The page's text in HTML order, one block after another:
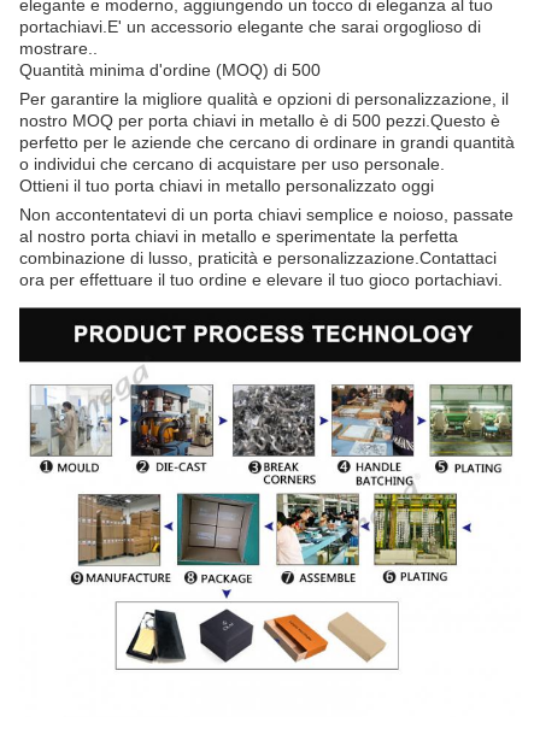
elegante e moderno, aggiungendo un tocco di eleganza al tuo
portachiavi.E' un accessorio elegante che sarai orgoglioso di
mostrare..
Quantità minima d'ordine (MOQ) di 500
Per garantire la migliore qualità e opzioni di personalizzazione, il
nostro MOQ per porta chiavi in metallo è di 500 pezzi.Questo è
perfetto per le aziende che cercano di ordinare in grandi quantità
o individui che cercano di acquistare per uso personale.
Ottieni il tuo porta chiavi in metallo personalizzato oggi
Non accontentatevi di un porta chiavi semplice e noioso, passate
al nostro porta chiavi in metallo e sperimentate la perfetta
combinazione di lusso, praticità e personalizzazione.Contattaci
ora per effettuare il tuo ordine e elevare il tuo gioco portachiavi.